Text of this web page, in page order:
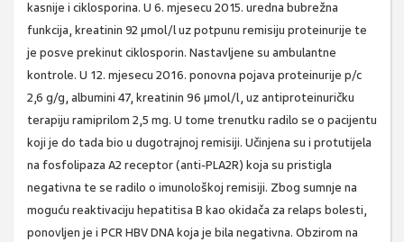
kasnije i ciklosporina. U 6. mjesecu 2015. uredna bubrežna
funkcija, kreatinin 92 µmol/l uz potpunu remisiju proteinurije te
je posve prekinut ciklosporin. Nastavljene su ambulantne
kontrole. U 12. mjesecu 2016. ponovna pojava proteinurije p/c
2,6 g/g, albumini 47, kreatinin 96 µmol/l, uz antiproteinuričku
terapiju ramiprilom 2,5 mg. U tome trenutku radilo se o pacijentu
koji je do tada bio u dugotrajnoj remisiji. Učinjena su i protutijela
na fosfolipaza A2 receptor (anti-PLA2R) koja su pristigla
negativna te se radilo o imunološkoj remisiji. Zbog sumnje na
moguću reaktivaciju hepatitisa B kao okidača za relaps bolesti,
ponovljen je i PCR HBV DNA koja je bila negativna. Obzirom na